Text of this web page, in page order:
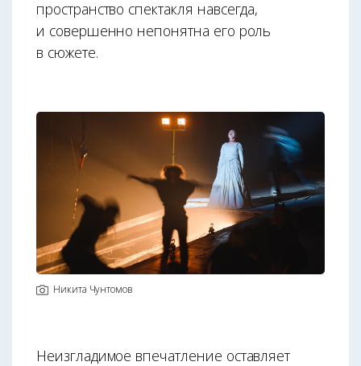
пространство спектакля навсегда,
и совершенно непонятна его роль
в сюжете.
Никита Чунтомов
Неизгладимое впечатление оставляет